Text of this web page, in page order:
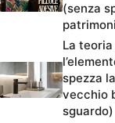
(senza
La
spezza
vecchio
sguardo)